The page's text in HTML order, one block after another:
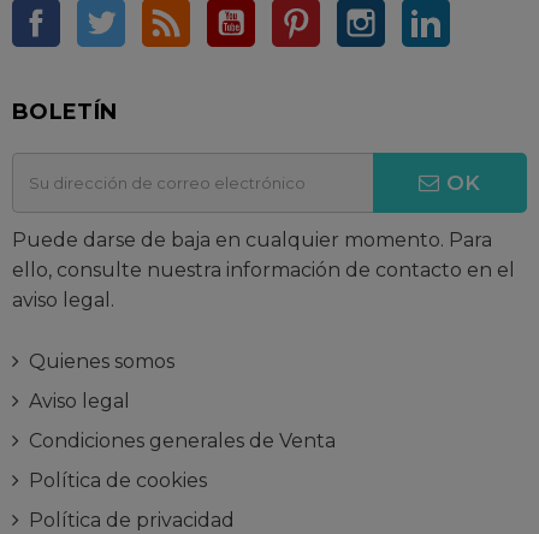
FacebookTwitter Rss YouTubePinterestInstagram
BOLETÍN
OK
Puede darse de baja en cualquier momento. Para
ello, consulte nuestra información de contacto en el
aviso legal.
Quienes somos
Aviso legal
Condiciones generales de Venta
Política de cookies
Política de privacidad